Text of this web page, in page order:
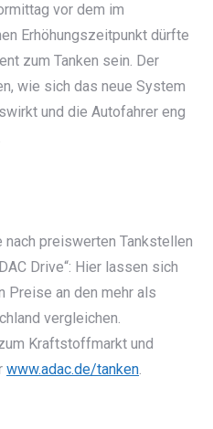
vor dem im
Erhöhungszeitpunkt dürfte
zum Tanken sein. Der
wie sich das neue System
und die Autofahrer eng
preiswerten Tankstellen
Drive“: Hier lassen sich
Preise an den mehr als
vergleichen.
Kraftstoffmarkt und
www.adac.de/tanken.